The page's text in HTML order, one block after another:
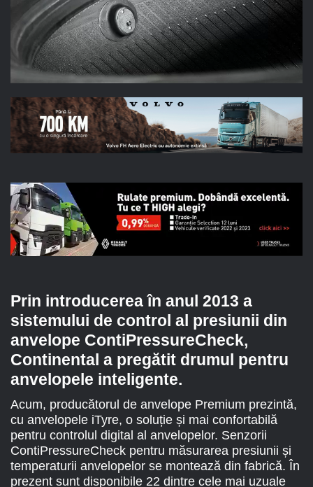
Prin introducerea în anul 2013 a
sistemului de control al presiunii din
anvelope ContiPressureCheck,
Continental a pregătit drumul pentru
anvelopele inteligente.
Acum, producătorul de anvelope Premium prezintă,
cu anvelopele iTyre, o soluție și mai confortabilă
pentru controlul digital al anvelopelor. Senzorii
ContiPressureCheck pentru măsurarea presiunii și
temperaturii anvelopelor se montează din fabrică. În
prezent sunt disponibile 22 dintre cele mai uzuale